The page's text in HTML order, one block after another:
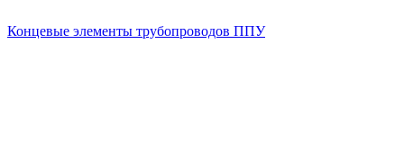
Концевые элементы трубопроводов ППУ